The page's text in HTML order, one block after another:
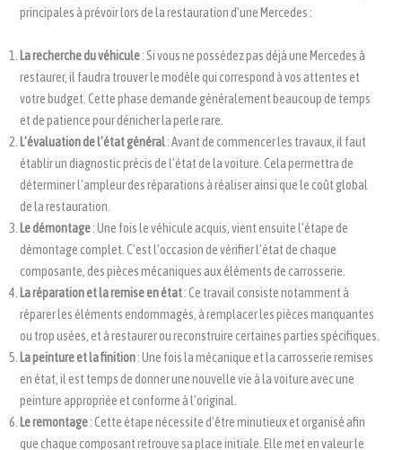
principales à prévoir lors de la restauration d’une Mercedes :
La recherche du véhicule: Si vous ne possédez pas déjà une Mercedes à
restaurer, il faudra trouver le modèle qui correspond à vos attentes et
votre budget. Cette phase demande généralement beaucoup de temps
et de patience pour dénicher la perle rare.
L’évaluation de l’état général: Avant de commencer les travaux, il faut
établir un diagnostic précis de l’état de la voiture. Cela permettra de
déterminer l’ampleur des réparations à réaliser ainsi que le coût global
de la restauration.
Le démontage: Une fois le véhicule acquis, vient ensuite l’étape de
démontage complet. C’est l’occasion de vérifier l’état de chaque
composante, des pièces mécaniques aux éléments de carrosserie.
La réparation et la remise en état: Ce travail consiste notamment à
réparer les éléments endommagés, à remplacer les pièces manquantes
ou trop usées, et à restaurer ou reconstruire certaines parties spécifiques.
La peinture et la finition: Une fois la mécanique et la carrosserie remises
en état, il est temps de donner une nouvelle vie à la voiture avec une
peinture appropriée et conforme à l’original.
Le remontage: Cette étape nécessite d’être minutieux et organisé afin
que chaque composant retrouve sa place initiale. Elle met en valeur le